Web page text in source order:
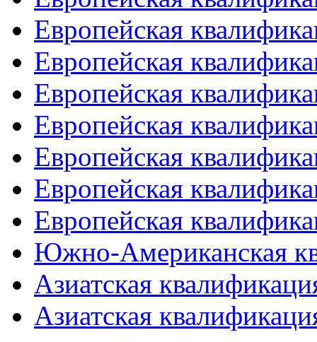
Европейская
Европейская
Европейская
Европейская
Европейская
Европейская
Европейская
Южно-Американская
Азиатская
Азиатская